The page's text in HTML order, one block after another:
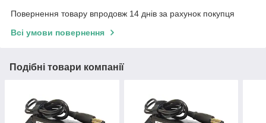
Повернення товару впродовж 14 днів за рахунок покупця
Всі умови повернення
Подібні товари компанії